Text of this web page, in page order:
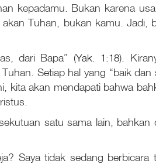
kepadamu. Bukan karena
Tuhan, bukan kamu. Jadi,
dari Bapa” (Yak. 1:18).
Setiap hal yang “baik dan
kita akan mendapati bahwa
satu sama lain, bahkan
Saya tidak sedang berbicara